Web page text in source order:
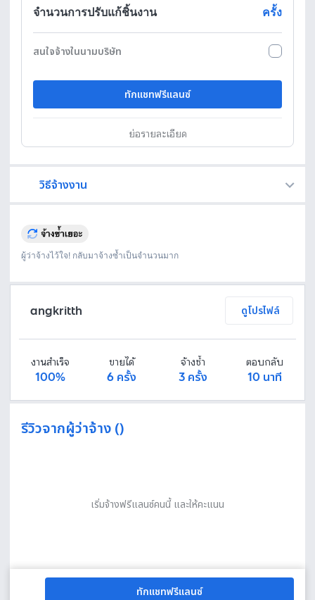
จำนวนการปรับแก้ชิ้นงาน
ครั้ง
สนใจจ้างในนามบริษัท
ทักแชทฟรีแลนซ์
ย่อรายละเอียด
วิธีจ้างงาน
ผู้ว่าจ้างไว้ใจ! กลับมาจ้างซ้ำเป็นจำนวนมาก
angkritth ดูโปรไฟล์
งานสำเร็จ
100%
ขายได้
6 ครั้ง
จ้างซ้ำ
3 ครั้ง
ตอบกลับ
10 นาที
รีวิวจากผู้ว่าจ้าง ()
เริ่มจ้างฟรีแลนซ์คนนี้ และให้คะแนน
ทักแชทฟรีแลนซ์